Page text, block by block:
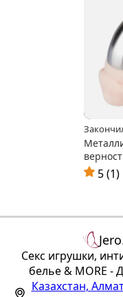
5 (1)
Секс игрушки,
белье & MORE -
Казахстан,